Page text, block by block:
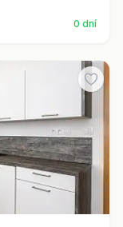
0 dní